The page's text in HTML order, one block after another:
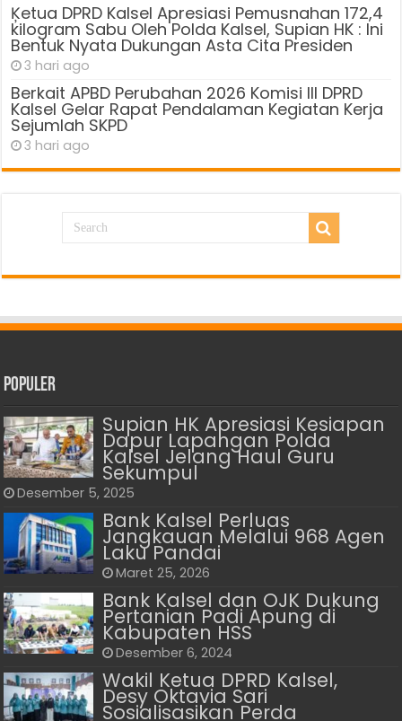
Ķetua DPRD Kalsel Apresiasi Pemusnahan 172,4
kilogram Sabu Oleh Polda Kalsel, Supian HK : Ini
Bentuk Nyata Dukungan Asta Cita Presiden
3 hari ago
Berkait APBD Perubahan 2026 Komisi III DPRD
Kalsel Gelar Rapat Pendalaman Kegiatan Kerja
Sejumlah SKPD
3 hari ago
Populer
Supian HK Apresiasi Kesiapan
Dapur Lapangan Polda
Kalsel Jelang Haul Guru
Sekumpul
Desember 5, 2025
Bank Kalsel Perluas
Jangkauan Melalui 968 Agen
Laku Pandai
Maret 25, 2026
Bank Kalsel dan OJK Dukung
Pertanian Padi Apung di
Kabupaten HSS
Desember 6, 2024
Wakil Ketua DPRD Kalsel,
Desy Oktavia Sari
Sosialisasikan Perda